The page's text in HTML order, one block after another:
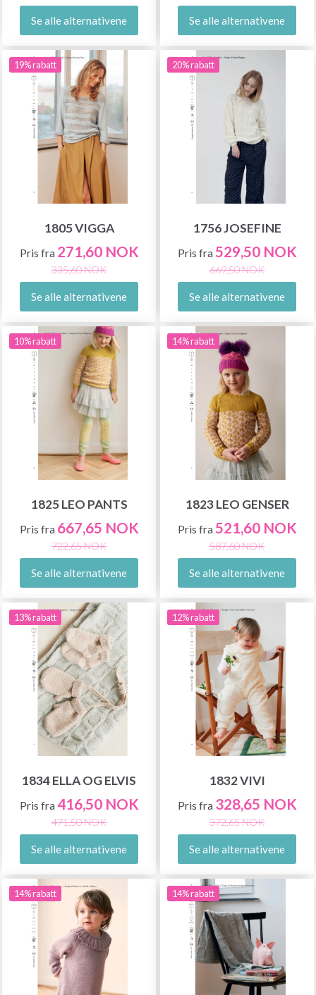
Se alle alternativene Se alle alternativene
19% rabatt
1805 VIGGA
Pris fra 271,60 NOK
335,60 NOK
Se alle alternativene
20% rabatt
1756 JOSEFINE
Pris fra529,50 NOK
669,50 NOK
Se alle alternativene
10% rabatt
1825 LEO PANTS
Pris fra 667,65 NOK
722,65 NOK
Se alle alternativene
14% rabatt
1823 LEO GENSER
Pris fra521,60 NOK
587,60 NOK
Se alle alternativene
13% rabatt
1834 ELLA OG ELVIS
Pris fra416,50 NOK
471,50 NOK
Se alle alternativene
12% rabatt
1832 VIVI
Pris fra 328,65 NOK
372,65 NOK
Se alle alternativene
14% rabatt 14% rabatt